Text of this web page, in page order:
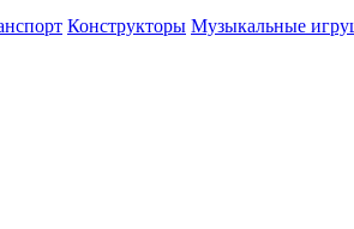
Конструкторы Музыкальные